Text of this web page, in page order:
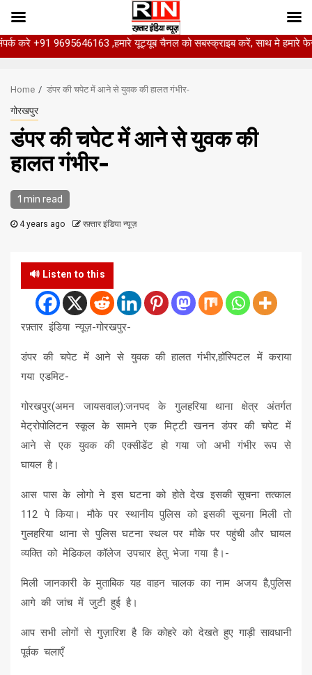
9695646163 ,हमारे यूट्यूब चैनल को सबस्क्राइब करें, साथ मे हमारे फेसबुक को
content
Home डंपर की चपेट में आने से युवक की हालत गंभीर-
गोरखपुर
डंपर की चपेट में आने से युवक की
हालत गंभीर-
1 min read
4 years ago रफ़्तार इंडिया न्यूज़
🔊 Listen to this
रफ़्तार इंडिया न्यूज़-गोरखपुर-
डंपर की चपेट में आने से युवक की हालत गंभीर,हॉस्पिटल में कराया
गया एडमिट-
गोरखपुर(अमन जायसवाल):जनपद के गुलहरिया थाना क्षेत्र अंतर्गत
मेट्रोपोलिटन स्कूल के सामने एक मिट्टी खनन डंपर की चपेट में
आने से एक युवक की एक्सीडेंट हो गया जो अभी गंभीर रूप से
घायल है।
आस पास के लोगो ने इस घटना को होते देख इसकी सूचना तत्काल
112 पे किया। मौके पर स्थानीय पुलिस को इसकी सूचना मिली तो
गुलहरिया थाना से पुलिस घटना स्थल पर मौके पर पहुंची और घायल
व्यक्ति को मेडिकल कॉलेज उपचार हेतु भेजा गया है।-
मिली जानकारी के मुताबिक यह वाहन चालक का नाम अजय है,पुलिस
आगे की जांच में जुटी हुई है।
आप सभी लोगों से गुज़ारिश है कि कोहरे को देखते हुए गाड़ी सावधानी
पूर्वक चलाएँ